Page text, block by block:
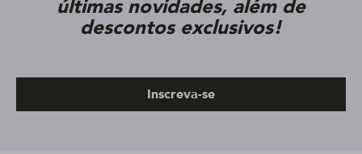
últimas novidades, além de
descontos exclusivos!
Inscreva-se